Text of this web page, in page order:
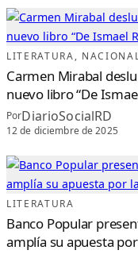
T
T
K
A
T
A
R
E
I
E
A
L
D
I
T
I
N
C
I
Ó
N
D
LITERATURA,
Carmen Mirabal
nuevo libro “De
PorDiarioSocialRD
12 de diciembre de 2025
LITERATURA
Banco Popular
amplía su apuesta